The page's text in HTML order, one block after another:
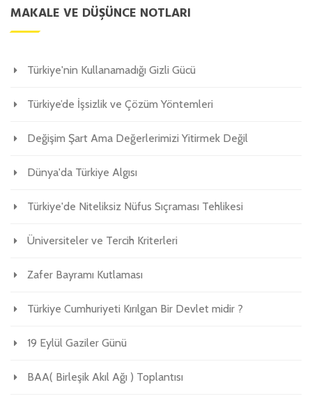
MAKALE VE DÜŞÜNCE NOTLARI
Türkiye'nin Kullanamadığı Gizli Gücü
Türkiye’de İşsizlik ve Çözüm Yöntemleri
Değişim Şart Ama Değerlerimizi Yitirmek Değil
Dünya'da Türkiye Algısı
Türkiye'de Niteliksiz Nüfus Sıçraması Tehlikesi
Üniversiteler ve Tercih Kriterleri
Zafer Bayramı Kutlaması
Türkiye Cumhuriyeti Kırılgan Bir Devlet midir ?
19 Eylül Gaziler Günü
BAA( Birleşik Akıl Ağı ) Toplantısı